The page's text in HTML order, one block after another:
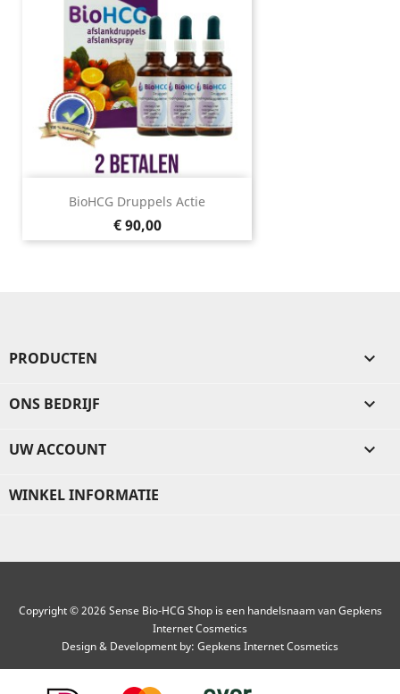
BioHCG Druppels Actie
Prijs
€ 90,00
PRODUCTEN 
ONS BEDRIJF 
UW ACCOUNT 
WINKEL INFORMATIE
Copyright © 2026 Sense Bio-HCG Shop is een handelsnaam van Gepkens
Internet Cosmetics
Design & Development by: Gepkens Internet Cosmetics